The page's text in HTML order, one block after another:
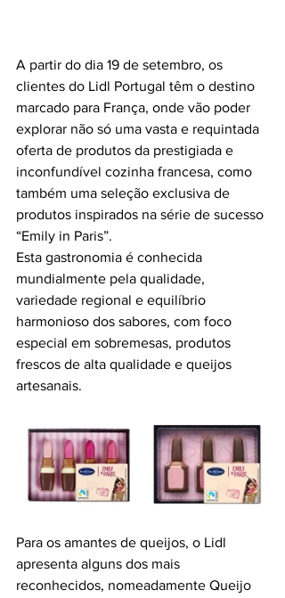
A partir do dia 19 de setembro, os
clientes do Lidl Portugal têm o destino
marcado para França, onde vão poder
explorar não só uma vasta e requintada
oferta de produtos da prestigiada e
inconfundível cozinha francesa, como
também uma seleção exclusiva de
produtos inspirados na série de sucesso
“Emily in Paris”.
Esta gastronomia é conhecida
mundialmente pela qualidade,
variedade regional e equilíbrio
harmonioso dos sabores, com foco
especial em sobremesas, produtos
frescos de alta qualidade e queijos
artesanais.
Para os amantes de queijos, o Lidl
apresenta alguns dos mais
reconhecidos, nomeadamente Queijo